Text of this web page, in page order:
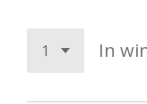
In